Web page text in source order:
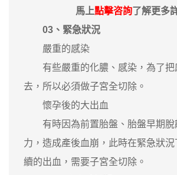
馬上點擊咨詢了解更多
03、緊急狀況
嚴重的感染
有些嚴重的化膿、感染，為了把
去，所以必須做子宮全切除。
懷孕後的大出血
有時因為前置胎盤、胎盤早期脫
力，造成產後血崩，此時在緊急狀
續的出血，需要子宮全切除。